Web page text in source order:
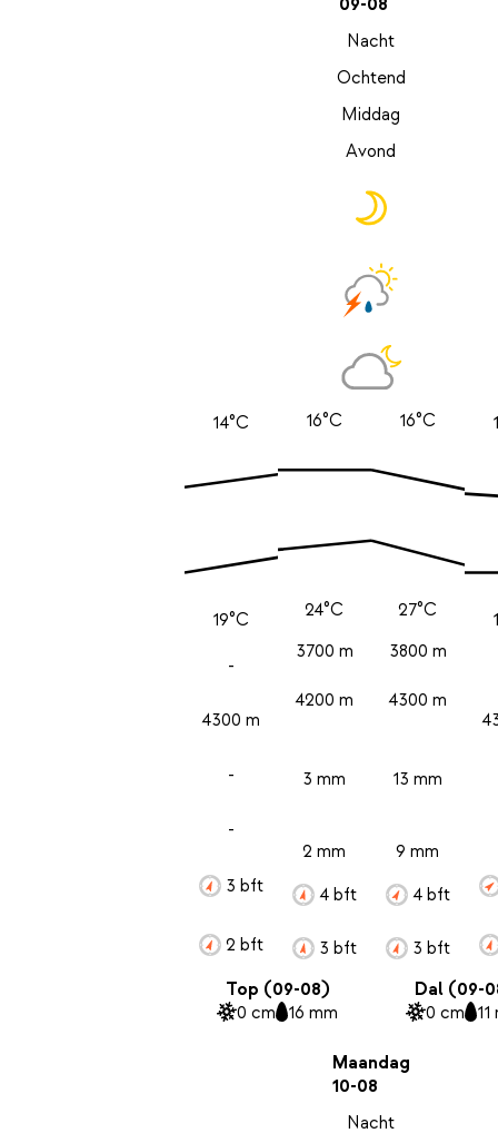
09-08
Nacht
Ochtend
Middag
Avond
14°C
19°C
-
4300 m
-
-
3 bft
2 bft
16°C
24°C
3700 m
4200 m
3 mm
2 mm
4 bft
3 bft
16°C
27°C
3800 m
4300 m
13 mm
9 mm
4 bft
3 bft
Top (09-08)
0 cm 16 mm
Dal (09-
0 cm 11
Maandag
10-08
Nacht